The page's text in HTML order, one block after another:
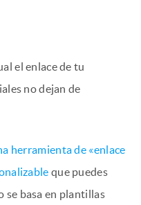
el enlace de tu
no dejan de
herramienta de «enlace
que puedes
se basa en plantillas